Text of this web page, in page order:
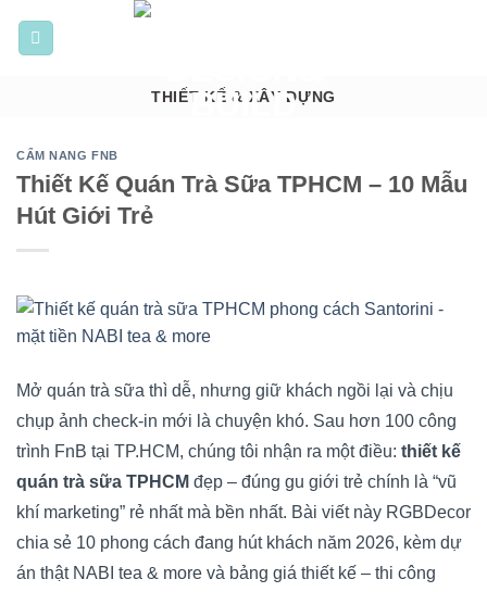
THIẾT KẾ & XÂY DỰNG
CẨM NANG FNB
Thiết Kế Quán Trà Sữa TPHCM – 10 Mẫu
Hút Giới Trẻ
Mở quán trà sữa thì dễ, nhưng giữ khách ngồi lại và chịu
chụp ảnh check-in mới là chuyện khó. Sau hơn 100 công
trình FnB tại TP.HCM, chúng tôi nhận ra một điều: thiết kế
quán trà sữa TPHCM đẹp – đúng gu giới trẻ chính là “vũ
khí marketing” rẻ nhất mà bền nhất. Bài viết này RGBDecor
chia sẻ 10 phong cách đang hút khách năm 2026, kèm dự
án thật NABI tea & more và bảng giá thiết kế – thi công